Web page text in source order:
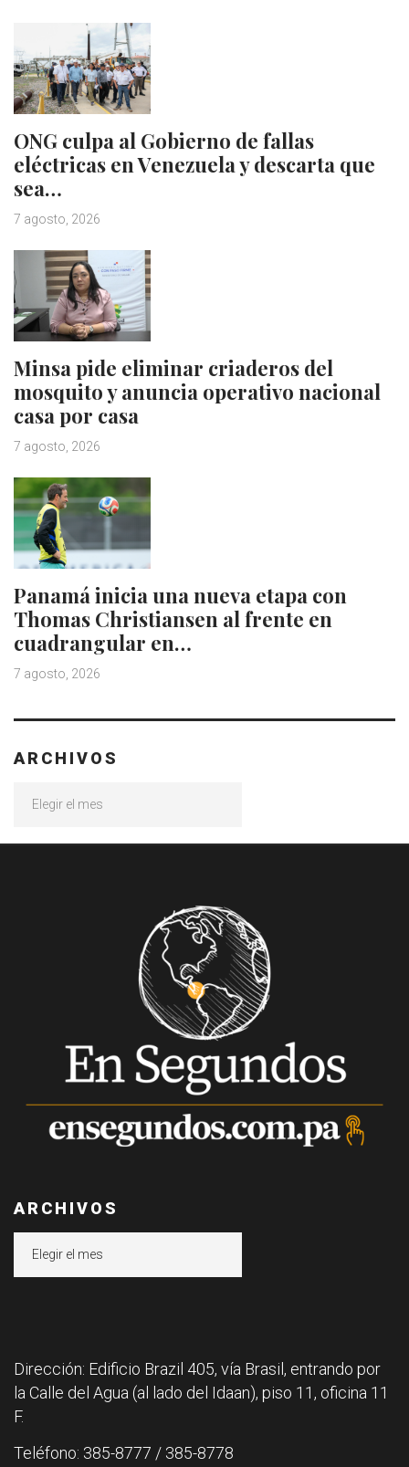
ONG culpa al Gobierno de fallas
eléctricas en Venezuela y descarta que
sea…
7 agosto, 2026
Minsa pide eliminar criaderos del
mosquito y anuncia operativo nacional
casa por casa
7 agosto, 2026
Panamá inicia una nueva etapa con
Thomas Christiansen al frente en
cuadrangular en…
7 agosto, 2026
ARCHIVOS
ARCHIVOS
Dirección: Edificio Brazil 405, vía Brasil, entrando por
la Calle del Agua (al lado del Idaan), piso 11, oficina 11
F.
Teléfono: 385-8777 / 385-8778